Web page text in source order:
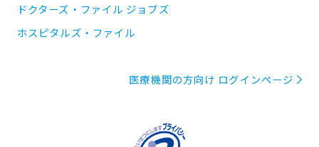
ドクターズ・ファイル ジョブズ
ホスピタルズ・ファイル
医療機関の方向け ログインページ